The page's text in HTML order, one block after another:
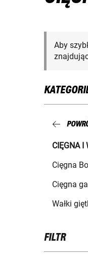
Aby
CIĘGNA I
Cięgna
Cięgna
Wałki
FILTR